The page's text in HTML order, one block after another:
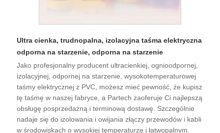
Ultra cienka, trudnopalna, izolacyjna taśma elektryczna
odporna na starzenie, odporna na starzenie
Jako profesjonalny producent ultracienkiej, ognioodpornej,
izolacyjnej, odpornej na starzenie, wysokotemperaturowej
taśmy elektrycznej z PVC, możesz mieć pewność, że kupisz
tę taśmę w naszej fabryce, a Partech zaoferuje Ci najlepszą
obsługę posprzedażną i terminową dostawę. Szczególnie
nadaje się do izolowania i owijania złączy przewodów i kabli
w środowiskach o wysokiej temperaturze i łatwopalnym.